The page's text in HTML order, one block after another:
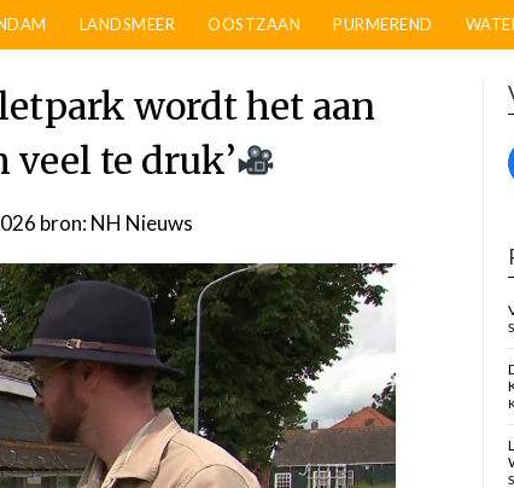
LANDSMEER OOSTZAAN PURMEREND
wordt het aan
veel te druk’
door
bron: NH Nieuws